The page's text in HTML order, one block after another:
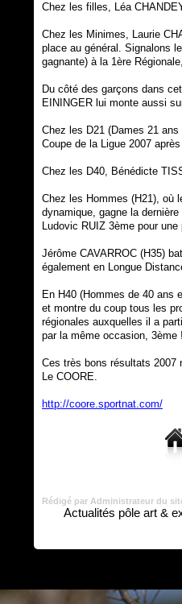
Chez les filles, Léa
Chez les Minimes, Laurie
place au général. Signalons
gagnante) à la 1ère
Du côté des garçons dans
EININGER lui monte aussi
Chez les D21 (Dames 21
Coupe de la Ligue 2007
Chez les D40, Bénédicte
Chez les Hommes (H21), où
dynamique, gagne la
Ludovic RUIZ 3ème pour
Jérôme CAVARROC (H35)
également en Longue
En H40 (Hommes de 40 ans
et montre du coup tous les
régionales auxquelles il a
par la même occasion, 3ème !
Ces très bons résultats 2007
Le COORE.
http://coore.sportnat.com/
Rédigé par Administrateur du
Actualités pôle art &